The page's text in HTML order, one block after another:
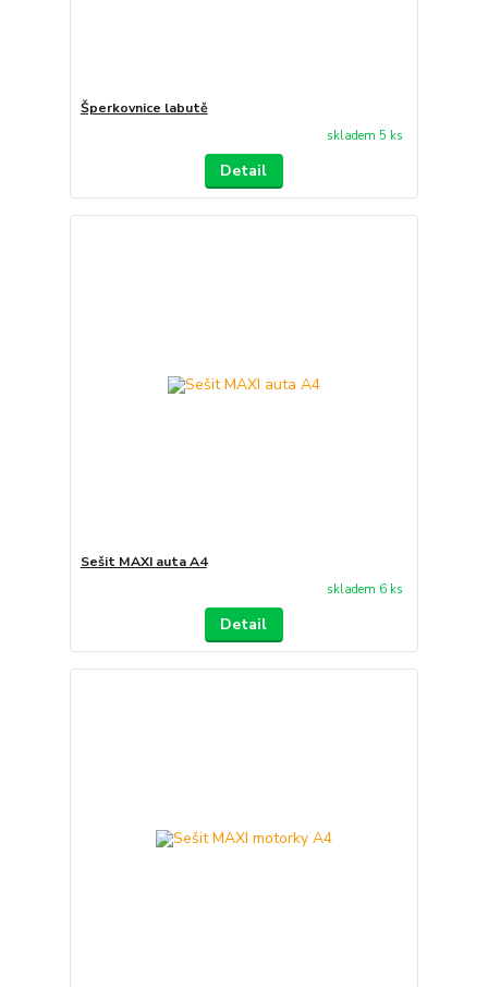
Šperkovnice labutě
skladem 5 ks
Detail
Sešit MAXI auta A4
skladem 6 ks
Detail